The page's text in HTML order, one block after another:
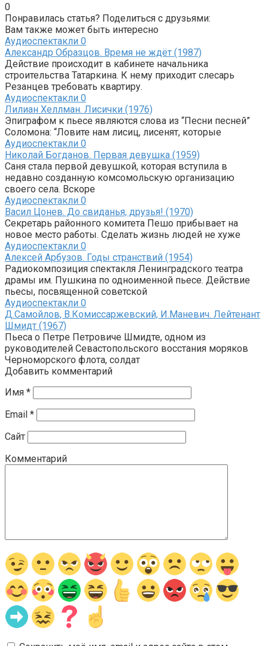
0
Понравилась статья? Поделиться с друзьями:
Вам также может быть интересно
Аудиоспектакли 0
Александр Образцов. Время не ждёт (1987)
Действие происходит в кабинете начальника
строительства Татаркина. К нему приходит слесарь
Резанцев требовать квартиру.
Аудиоспектакли 0
Лилиан Хеллман. Лисички (1976)
Эпиграфом к пьесе являются слова из “Песни песней”
Соломона: “Ловите нам лисиц, лисенят, которые
Аудиоспектакли 0
Николай Богданов. Первая девушка (1959)
Саня стала первой девушкой, которая вступила в
недавно созданную комсомольскую организацию
своего села. Вскоре
Аудиоспектакли 0
Васил Цонев. До свиданья, друзья! (1970)
Секретарь районного комитета Пешо прибывает на
новое место работы. Сделать жизнь людей не хуже
Аудиоспектакли 0
Алексей Арбузов. Годы странствий (1954)
Радиокомпозиция спектакля Ленинградского театра
драмы им. Пушкина по одноименной пьесе. Действие
пьесы, посвященной советской
Аудиоспектакли 0
Д.Самойлов, В.Комиссаржевский, И.Маневич. Лейтенант
Шмидт (1967)
Пьеса о Петре Петровиче Шмидте, одном из
руководителей Севастопольского восстания моряков
Черноморского флота, солдат
Добавить комментарий
Имя *
Email *
Сайт
Комментарий